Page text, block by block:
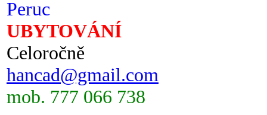
Peruc
UBYTOVÁNÍ
Celoročně
hancad@gmail.com
mob. 777 066 738